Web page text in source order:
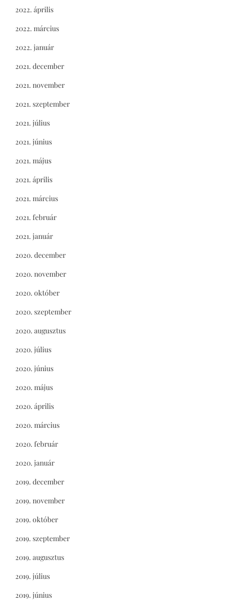
2022. április
2022. március
2022. január
2021. december
2021. november
2021. szeptember
2021. július
2021. június
2021. május
2021. április
2021. március
2021. február
2021. január
2020. december
2020. november
2020. október
2020. szeptember
2020. augusztus
2020. július
2020. június
2020. május
2020. április
2020. március
2020. február
2020. január
2019. december
2019. november
2019. október
2019. szeptember
2019. augusztus
2019. július
2019. június